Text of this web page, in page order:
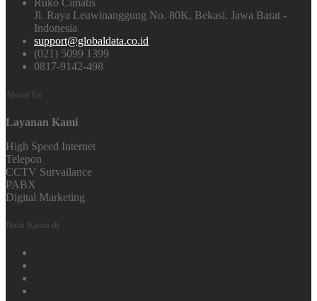
Ruko Cimatis
Jl. Raya Leuwinanggung No. 80K, Bekasi. Jawa Barat -
Indonesia
support@globaldata.co.id
(021) 5099 1399
0817-9142-498
About Us
Layanan Kami
High Speed Internet
Telepon
CCTV Survailance
PABX
Digital Marketing
Ikuti Kami di